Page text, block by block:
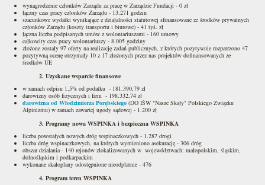
wynagrodzenie członków Zarządu za pracę w Zarządzie Fundacji - 0 zł
łączny czas pracy członków Zarządu - 13.271 godzin
szacunkowe wydatki wynikające z działalności statutowej sfinansowane ze środków prywatnych
członków Zarządu (koszty transportu i biurowe) - 41 tyś. zł
łączna liczba podpisanych umów z wolontariuszami - 160 umowy
całkowity czas pracy wolontariuszy - 8.005 godziny
złożone zostały 97 oferty na realizację zadań publicznych, z których pozytywnie rozpatrzono 47
pozytywną ocenę otrzymały 10 z 17 złożonych przez nas projektów dofinansowanych ze
środków UE
2. Uzyskane wsparcie finansowe
w ramach odpisu 1,5% od podatku - 181.390,79 zł
darowizny osób fizycznych i firm - 198.332,74 zł
darowizna od Włodzimierza Porębskiego (DO IŚW "Nasze Skały" Polskiego Związku
Alpinizmu) w ramach zawartej ugody sądowej - 1.200 zł
3. Programy nowa WSPINKA i bezpieczna WSPINKA
liczba powstałych nowych dróg wspinaczkowych - 1.287 drogi
liczba dróg wspinaczkowych, na których wymieniono asekurację - 306 dróg
obszar działania - 140 rejonów zlokalizowanych w województwach: małopolskim, śląskim,
dolnośląskim i podkarpackim
wykonane skałoplany udostępnione nieodpłatnie - 476
4. Program teren WSPINKA